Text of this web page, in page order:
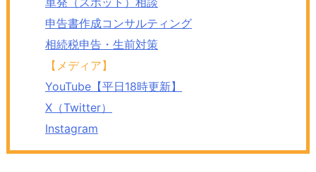
申告書作成コンサルティング
相続税申告・生前対策
【メディア】
YouTube【平日18時更新】
X（Twitter）
Instagram